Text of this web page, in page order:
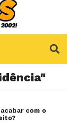
com o